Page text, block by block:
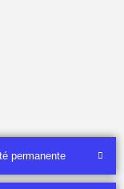
permanente